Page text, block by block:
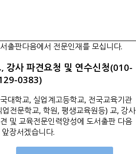
출판다음에서 전문인재를 모십니다.
강사 파견요청 및 연수신청(010-
0383)
대학교, 실업계고등학교, 전국교육기관
업전문학교, 학원, 평생교육원등) 교, 강사
및 교육전문인력양성에 도서출판 다음
장서겠습니다.